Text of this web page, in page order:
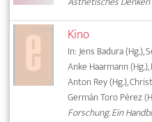
Kino
In: Jens Badura (Hg.),
Anke Haarmann
Anton Rey (Hg.),
Germán Toro Pérez
Forschung. Ein